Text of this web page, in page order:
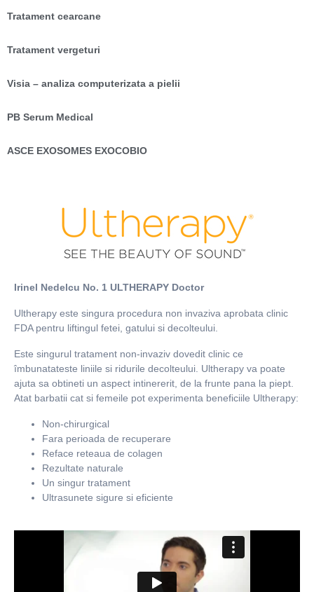
Tratament cearcane
Tratament vergeturi
Visia – analiza computerizata a pielii
PB Serum Medical
ASCE EXOSOMES EXOCOBIO
Irinel Nedelcu No. 1 ULTHERAPY Doctor
Ultherapy este singura procedura non invaziva aprobata clinic
FDA pentru liftingul fetei, gatului si decolteului.
Este singurul tratament non-invaziv dovedit clinic ce
îmbunatateste liniile si ridurile decolteului. Ultherapy va poate
ajuta sa obtineti un aspect intinererit, de la frunte pana la piept.
Atat barbatii cat si femeile pot experimenta beneficiile Ultherapy:
Non-chirurgical
Fara perioada de recuperare
Reface reteaua de colagen
Rezultate naturale
Un singur tratament
Ultrasunete sigure si eficiente